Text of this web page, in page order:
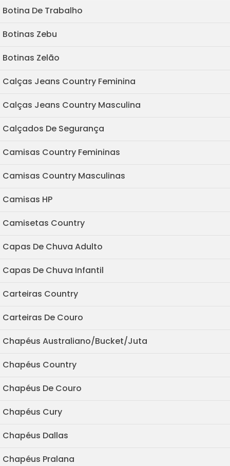
Botina De Trabalho
Botinas Zebu
Botinas Zelão
Calças Jeans Country Feminina
Calças Jeans Country Masculina
Calçados De Segurança
Camisas Country Femininas
Camisas Country Masculinas
Camisas HP
Camisetas Country
Capas De Chuva Adulto
Capas De Chuva Infantil
Carteiras Country
Carteiras De Couro
Chapéus Australiano/Bucket/Juta
Chapéus Country
Chapéus De Couro
Chapéus Cury
Chapéus Dallas
Chapéus Pralana